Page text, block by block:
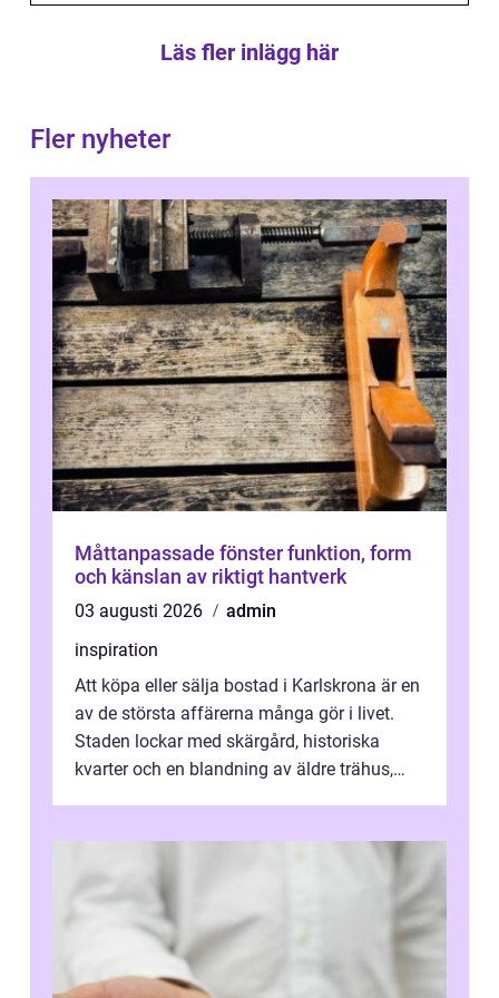
Läs fler inlägg här
Fler nyheter
Måttanpassade fönster funktion, form
och känslan av riktigt hantverk
03 augusti 2026
admin
inspiration
Att köpa eller sälja bostad i Karlskrona är en
av de största affärerna många gör i livet.
Staden lockar med skärgård, historiska
kvarter och en blandning av äldre trähus,